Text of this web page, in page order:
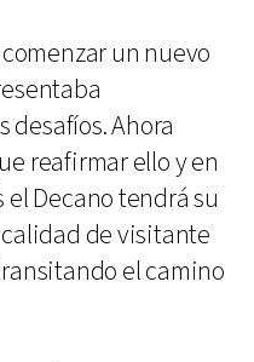
un nuevo
desafíos. Ahora
reafirmar ello y en
Decano tendrá su
de visitante
el camino